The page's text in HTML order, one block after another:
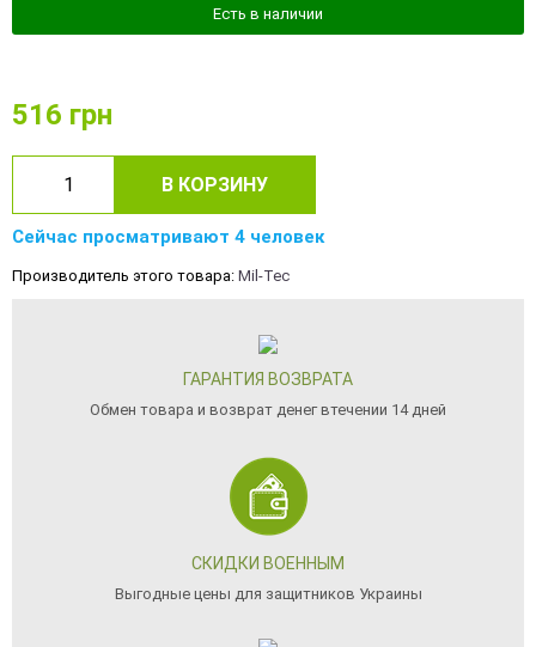
Есть в наличии
516 грн
В КОРЗИНУ
Сейчас просматривают 4 человек
Производитель этого товара: Mil-Tec
ГАРАНТИЯ ВОЗВРАТА
Обмен товара и возврат денег втечении 14 дней
СКИДКИ ВОЕННЫМ
Выгодные цены для защитников Украины